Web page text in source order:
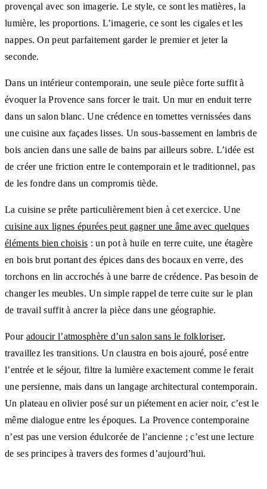
provençal avec son imagerie. Le style, ce sont les matières, la
lumière, les proportions. L’imagerie, ce sont les cigales et les
nappes. On peut parfaitement garder le premier et jeter la
seconde.
Dans un intérieur contemporain, une seule pièce forte suffit à
évoquer la Provence sans forcer le trait. Un mur en enduit terre
dans un salon blanc. Une crédence en tomettes vernissées dans
une cuisine aux façades lisses. Un sous-bassement en lambris de
bois ancien dans une salle de bains par ailleurs sobre. L’idée est
de créer une friction entre le contemporain et le traditionnel, pas
de les fondre dans un compromis tiède.
La cuisine se prête particulièrement bien à cet exercice. Une
cuisine aux lignes épurées peut gagner une âme avec quelques
éléments bien choisis : un pot à huile en terre cuite, une étagère
en bois brut portant des épices dans des bocaux en verre, des
torchons en lin accrochés à une barre de crédence. Pas besoin de
changer les meubles. Un simple rappel de terre cuite sur le plan
de travail suffit à ancrer la pièce dans une géographie.
Pour adoucir l’atmosphère d’un salon sans le folkloriser,
travaillez les transitions. Un claustra en bois ajouré, posé entre
l’entrée et le séjour, filtre la lumière exactement comme le ferait
une persienne, mais dans un langage architectural contemporain.
Un plateau en olivier posé sur un piétement en acier noir, c’est le
même dialogue entre les époques. La Provence contemporaine
n’est pas une version édulcorée de l’ancienne ; c’est une lecture
de ses principes à travers des formes d’aujourd’hui.